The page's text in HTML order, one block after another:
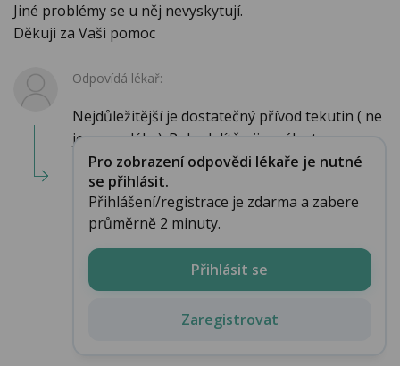
Jiné problémy se u něj nevyskytují.
Děkuji za Vaši pomoc
Odpovídá lékař:
Nejdůležitější je dostatečný přívod tekutin ( ne
jenom mléka). Pokud dítě pije málo, t...
Pro zobrazení odpovědi lékaře je nutné
se přihlásit.
Přihlášení/registrace je zdarma a zabere
průměrně 2 minuty.
Přihlásit se
Zaregistrovat